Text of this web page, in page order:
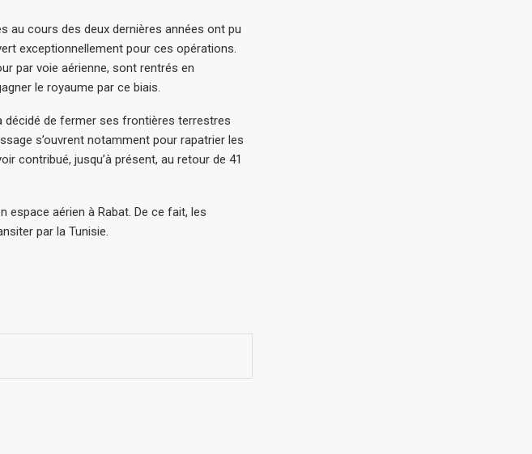
au cours des deux dernières années ont pu
exceptionnellement pour ces opérations.
par voie aérienne, sont rentrés en
le royaume par ce biais.
décidé de fermer ses frontières terrestres
s’ouvrent notamment pour rapatrier les
contribué, jusqu’à présent, au retour de 41
espace aérien à Rabat. De ce fait, les
par la Tunisie.